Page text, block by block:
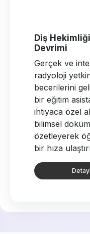
Diş
Devrimi
Gerçek ve
radyoloji
becerilerini
bir eğitim
ihtiyaca özel
bilimsel
özetleyerek
bir hıza